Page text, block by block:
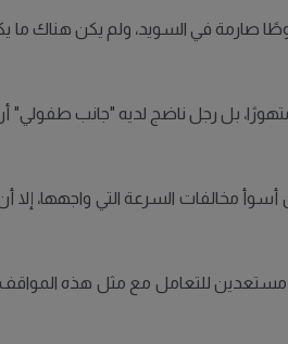
في السويد، ولم يكن هناك ما
بل رجل ناضج لديه "جانب طفولي"
مخالفات السرعة التي واجهها،
مستعدين للتعامل مع مثل هذه